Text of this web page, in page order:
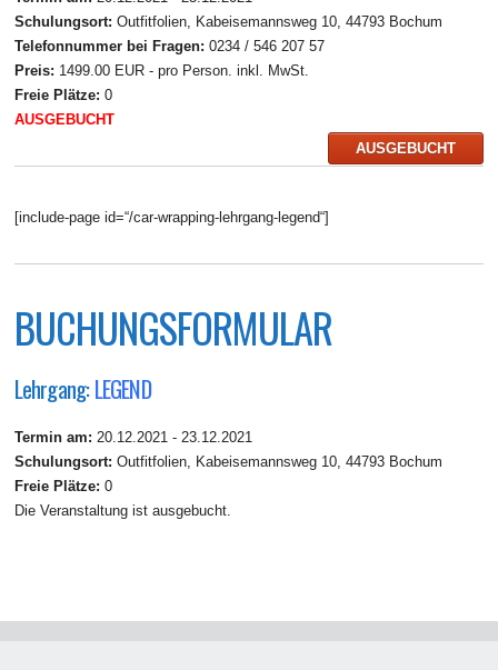
Schulungsort: Outfitfolien, Kabeisemannsweg 10, 44793 Bochum
Telefonnummer bei Fragen: 0234 / 546 207 57
Preis: 1499.00 EUR - pro Person. inkl. MwSt.
Freie Plätze: 0
AUSGEBUCHT
AUSGEBUCHT
[include-page id=“/car-wrapping-lehrgang-legend“]
BUCHUNGSFORMULAR
Lehrgang:LEGEND
Termin am: 20.12.2021 - 23.12.2021
Schulungsort: Outfitfolien, Kabeisemannsweg 10, 44793 Bochum
Freie Plätze: 0
Die Veranstaltung ist ausgebucht.